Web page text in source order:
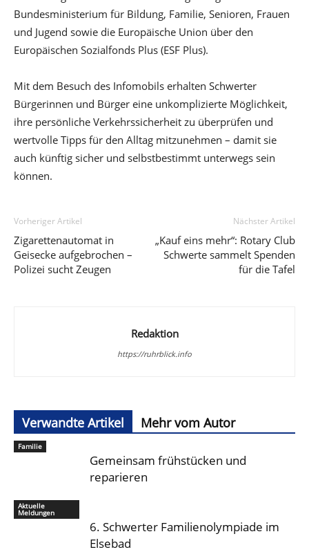
Bundesministerium für Bildung, Familie, Senioren, Frauen
und Jugend sowie die Europäische Union über den
Europäischen Sozialfonds Plus (ESF Plus).
Mit dem Besuch des Infomobils erhalten Schwerter
Bürgerinnen und Bürger eine unkomplizierte Möglichkeit,
ihre persönliche Verkehrssicherheit zu überprüfen und
wertvolle Tipps für den Alltag mitzunehmen – damit sie
auch künftig sicher und selbstbestimmt unterwegs sein
können.
Vorheriger Artikel
Zigarettenautomat in
Geisecke aufgebrochen –
Polizei sucht Zeugen
Nächster Artikel
„Kauf eins mehr“: Rotary Club
Schwerte sammelt Spenden
für die Tafel
Redaktion
https://ruhrblick.info
Verwandte Artikel Mehr vom Autor
Familie
Gemeinsam frühstücken und
reparieren
Aktuelle
Meldungen
6. Schwerter Familienolympiade im
Elsebad